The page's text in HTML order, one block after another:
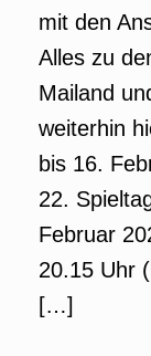
mit den
Alles zu
Mailand
weiterhin
bis 16.
22.
Februar
20.15 Uhr
[…]